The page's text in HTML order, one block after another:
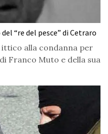
“re del pesce” di Cetraro
alla condanna per
Franco Muto e della sua